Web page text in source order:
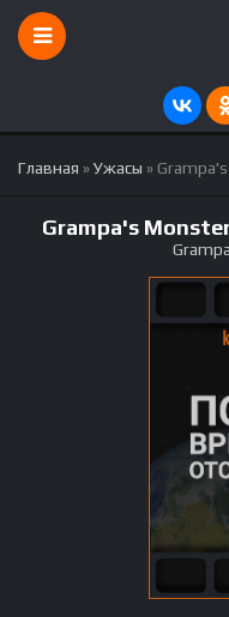
Главная »Ужасы »
Grampa's